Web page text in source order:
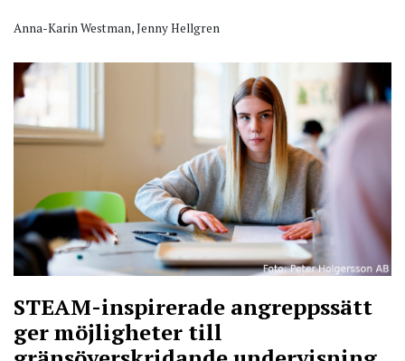
Anna-Karin Westman, Jenny Hellgren
STEAM-inspirerade angreppssätt
ger möjligheter till